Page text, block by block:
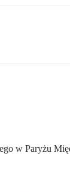
w Paryżu